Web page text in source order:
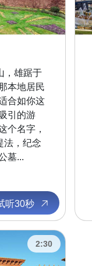
，雄踞于
本地居民
合如你这
引的游
个名字，
法，纪念
墓...
听30秒
2:30